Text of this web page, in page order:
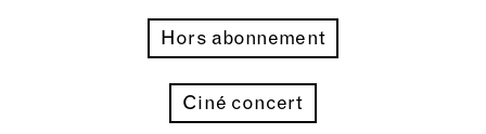
Hors abonnement
Ciné concert